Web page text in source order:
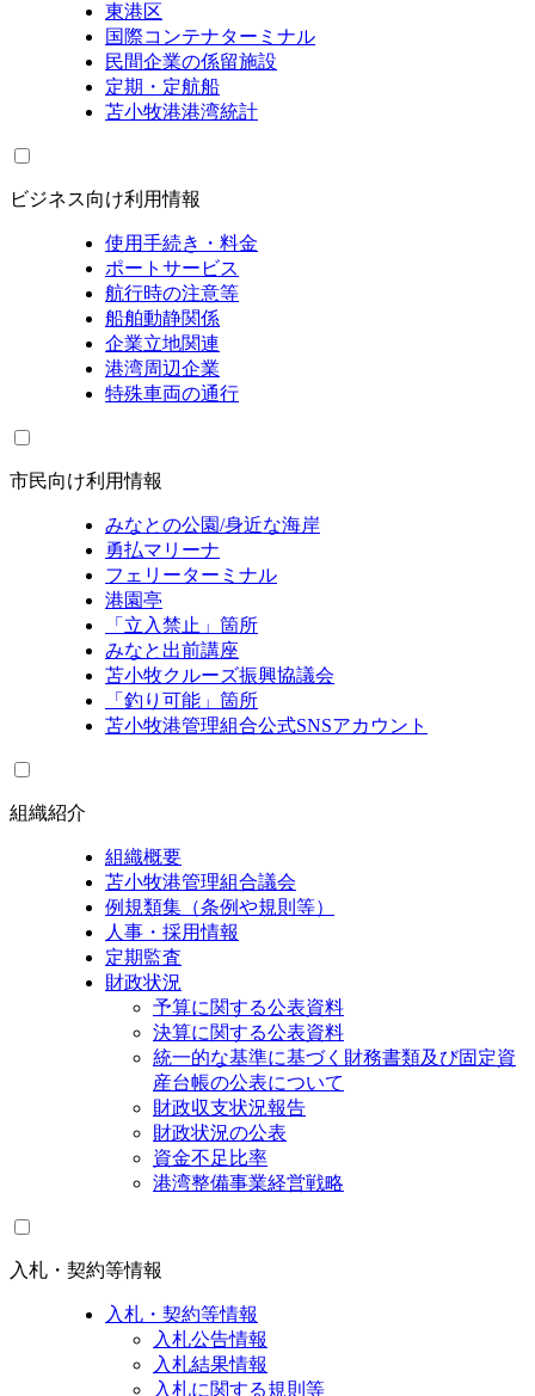
東港区
国際コンテナターミナル
民間企業の係留施設
定期・定航船
苫小牧港港湾統計
ビジネス向け利用情報
使用手続き・料金
ポートサービス
航行時の注意等
船舶動静関係
企業立地関連
港湾周辺企業
特殊車両の通行
市民向け利用情報
みなとの公園/身近な海岸
勇払マリーナ
フェリーターミナル
港園亭
「立入禁止」箇所
みなと出前講座
苫小牧クルーズ振興協議会
「釣り可能」箇所
苫小牧港管理組合公式SNSアカウント
組織紹介
組織概要
苫小牧港管理組合議会
例規類集（条例や規則等）
人事・採用情報
定期監査
財政状況
予算に関する公表資料
決算に関する公表資料
統一的な基準に基づく財務書類及び固定資
産台帳の公表について
財政収支状況報告
財政状況の公表
資金不足比率
港湾整備事業経営戦略
入札・契約等情報
入札・契約等情報
入札公告情報
入札結果情報
入札に関する規則等